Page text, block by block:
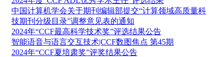
中国计算机学会关于期刊编辑部提交“计算领域高质量科
技期刊分级目录”调整意见表的通知
2024年“CCF最高科学技术奖”评选结果公告
智能语音与语言交互技术|CCF数图焦点 第45期
2024年“CCF夏培肃奖”评奖结果公告